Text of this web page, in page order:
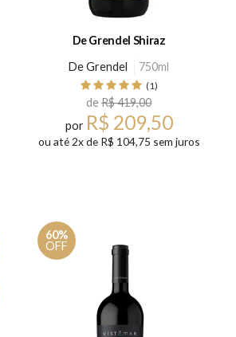
De Grendel Shiraz
De Grendel
750ml
(1)
deR$ 419,00
por R$ 209,50
ou até 2x de R$ 104,75 sem juros
60%
OFF